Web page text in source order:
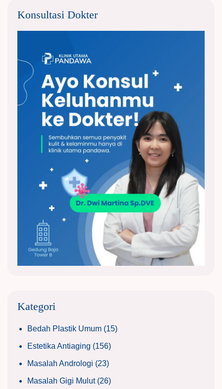
Konsultasi Dokter
Kategori
Bedah Plastik Umum (15)
Estetika Antiaging (156)
Masalah Andrologi (23)
Masalah Gigi Mulut(26)